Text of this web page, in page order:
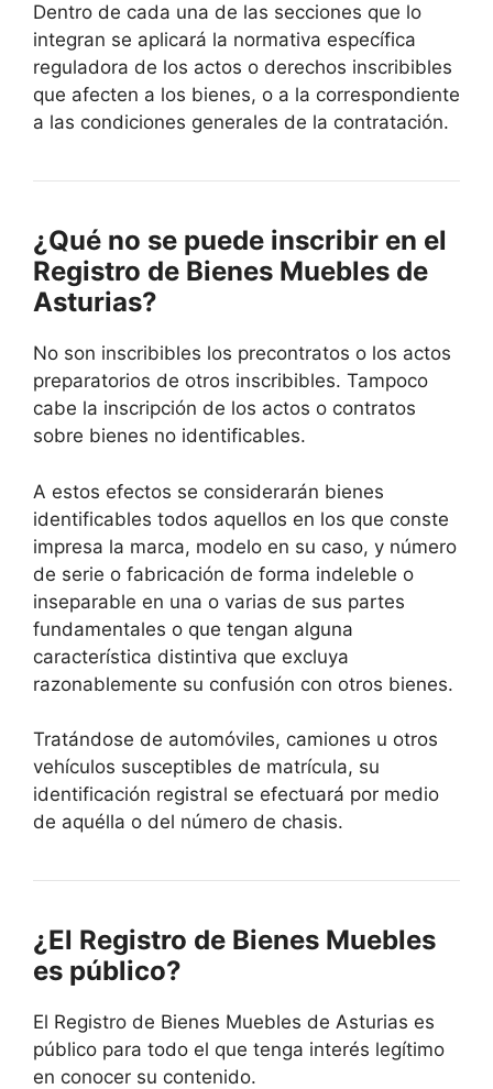
Dentro de cada una de las secciones que lo
integran se aplicará la normativa específica
reguladora de los actos o derechos inscribibles
que afecten a los bienes, o a la correspondiente
a las condiciones generales de la contratación.
¿Qué no se puede inscribir en el
Registro de Bienes Muebles de
Asturias?
No son inscribibles los precontratos o los actos
preparatorios de otros inscribibles. Tampoco
cabe la inscripción de los actos o contratos
sobre bienes no identificables.
A estos efectos se considerarán bienes
identificables todos aquellos en los que conste
impresa la marca, modelo en su caso, y número
de serie o fabricación de forma indeleble o
inseparable en una o varias de sus partes
fundamentales o que tengan alguna
característica distintiva que excluya
razonablemente su confusión con otros bienes.
Tratándose de automóviles, camiones u otros
vehículos susceptibles de matrícula, su
identificación registral se efectuará por medio
de aquélla o del número de chasis.
¿El Registro de Bienes Muebles
es público?
El Registro de Bienes Muebles de Asturias es
público para todo el que tenga interés legítimo
en conocer su contenido.